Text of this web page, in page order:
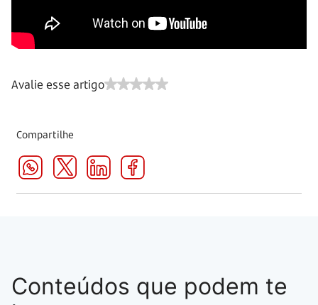
Avalie esse artigo
Compartilhe
Conteúdos que podem te